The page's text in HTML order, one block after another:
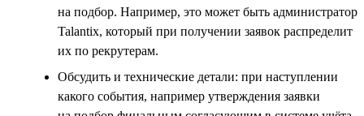
на подбор. Например, это может быть администратор
Talantix, который при получении заявок распределит
их по рекрутерам.
Обсудить и технические детали: при наступлении
какого события, например утверждения заявки